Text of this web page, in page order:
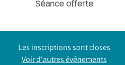
Séance offerte
Les inscriptions sont closes
Voir d'autres événements